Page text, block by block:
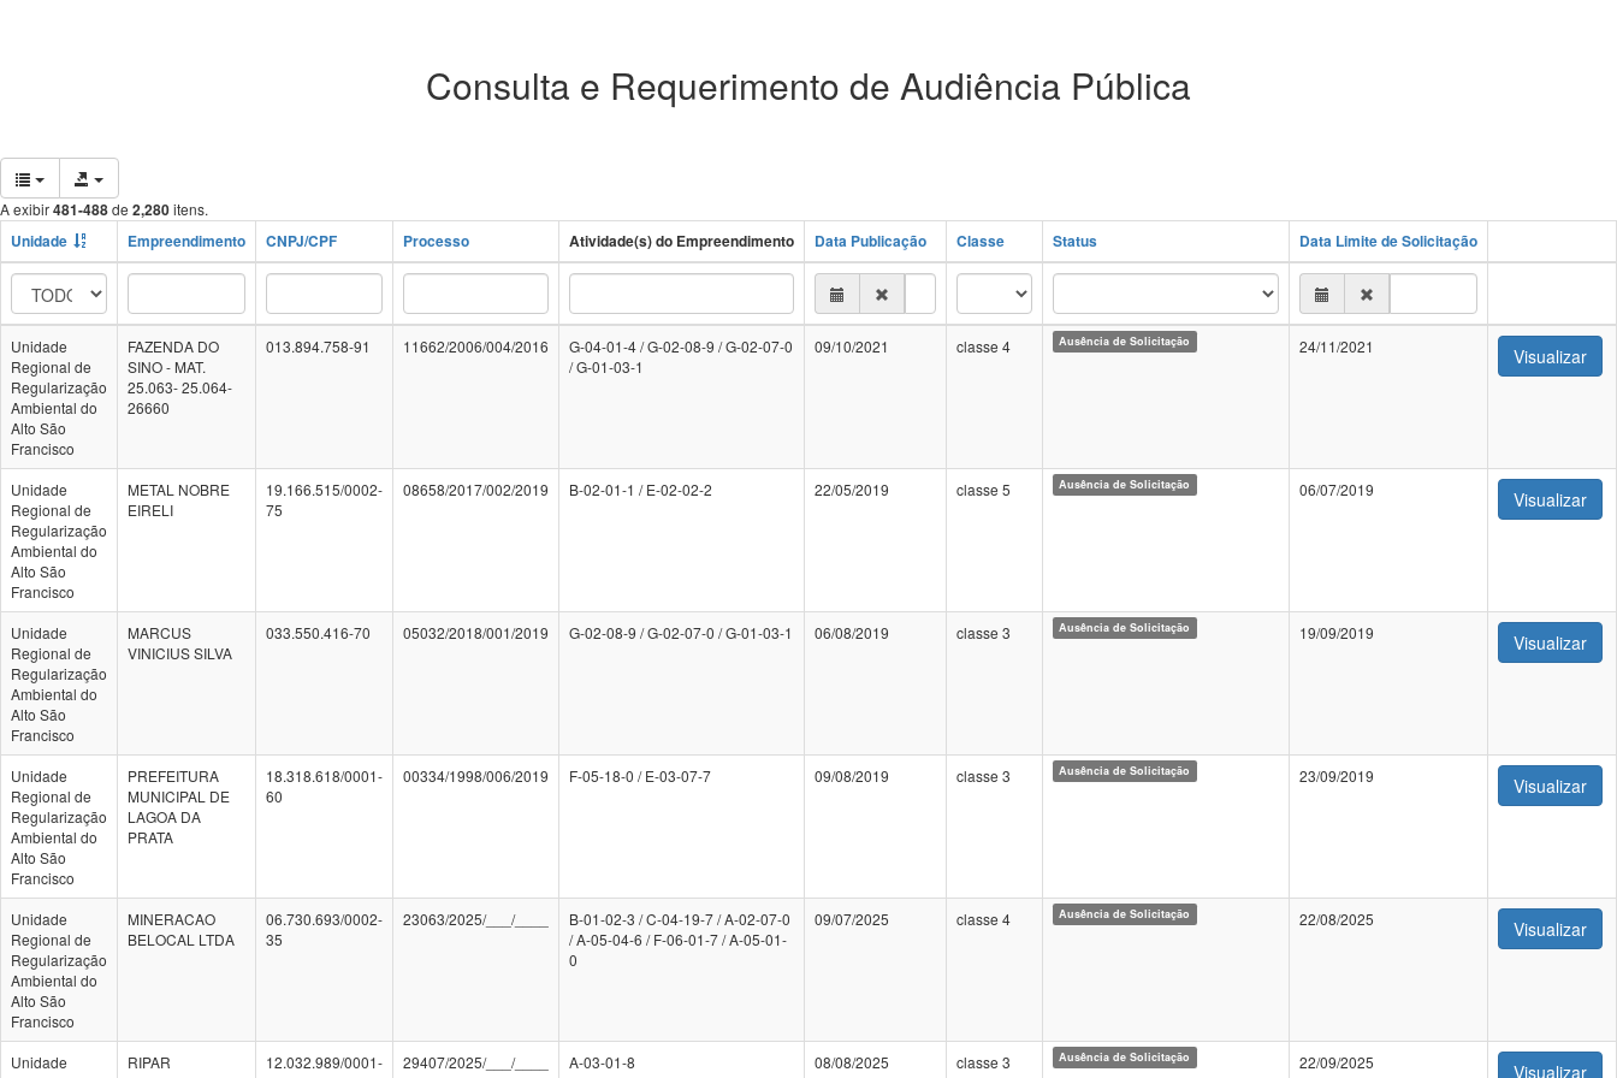
Consulta e Requerimento de Audiência Pública
A exibir481-488de 2,280itens.
Unidade Empreendimento CNPJ/CPF Processo Atividade(s) do Empreendimento Data Publicação Classe Status Data Limite de Solicitação
Unidade
Regional de
Regularização
Ambiental do
Alto São
Francisco
FAZENDA DO
SINO - MAT.
25.063- 25.064-
26660
013.894.758-91 11662/2006/004/2016
G-04-01-4 / G-02-08-9 / G-02-07-0
/ G-01-03-1
09/10/2021 classe 4 Ausência de Solicitação 24/11/2021 Visualizar
Unidade
Regional de
Regularização
Ambiental do
Alto São
Francisco
METAL NOBRE
EIRELI
19.166.515/0002-
75
08658/2017/002/2019 B-02-01-1 / E-02-02-2 22/05/2019 classe 5 Ausência de Solicitação 06/07/2019 Visualizar
Unidade
Regional de
Regularização
Ambiental do
Alto São
Francisco
MARCUS
VINICIUS SILVA
033.550.416-70 05032/2018/001/2019 G-02-08-9 / G-02-07-0 / G-01-03-1 06/08/2019 classe 3 Ausência de Solicitação 19/09/2019 Visualizar
Unidade
Regional de
Regularização
Ambiental do
Alto São
Francisco
PREFEITURA
MUNICIPAL DE
LAGOA DA
PRATA
18.318.618/0001-
60
00334/1998/006/2019 F-05-18-0 / E-03-07-7 09/08/2019 classe 3 Ausência de Solicitação 23/09/2019 Visualizar
Unidade
Regional de
Regularização
Ambiental do
Alto São
Francisco
MINERACAO
BELOCAL LTDA
06.730.693/0002-
35
23063/2025/___/____
B-01-02-3 / C-04-19-7 / A-02-07-0
/ A-05-04-6 / F-06-01-7 / A-05-01-
0
09/07/2025 classe 4 Ausência de Solicitação 22/08/2025 Visualizar
Unidade
RIPAR
12.032.989/0001-
29407/2025/___/____ A-03-01-8 08/08/2025 classe 3 Ausência de Solicitação 22/09/2025 Visualizar